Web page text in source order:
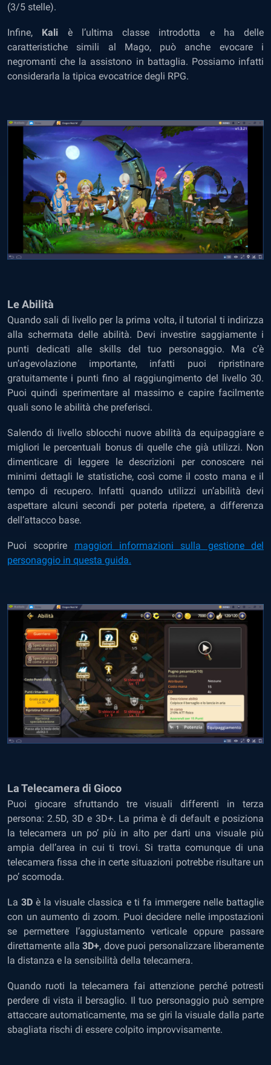
(3/5 stelle).
Infine, Kali è l’ultima classe introdotta e ha delle
caratteristiche simili al Mago, può anche evocare i
negromanti che la assistono in battaglia. Possiamo infatti
considerarla la tipica evocatrice degli RPG.
Le Abilità
Quando sali di livello per la prima volta, il tutorial ti indirizza
alla schermata delle abilità. Devi investire saggiamente i
punti dedicati alle skills del tuo personaggio. Ma c’è
un’agevolazione importante, infatti puoi ripristinare
gratuitamente i punti fino al raggiungimento del livello 30.
Puoi quindi sperimentare al massimo e capire facilmente
quali sono le abilità che preferisci.
Salendo di livello sblocchi nuove abilità da equipaggiare e
migliori le percentuali bonus di quelle che già utilizzi. Non
dimenticare di leggere le descrizioni per conoscere nei
minimi dettagli le statistiche, così come il costo mana e il
tempo di recupero. Infatti quando utilizzi un’abilità devi
aspettare alcuni secondi per poterla ripetere, a differenza
dell’attacco base.
Puoi scoprire maggiori informazioni sulla gestione del
personaggio in questa guida.
La Telecamera di Gioco
Puoi giocare sfruttando tre visuali differenti in terza
persona: 2.5D, 3D e 3D+. La prima è di default e posiziona
la telecamera un po’ più in alto per darti una visuale più
ampia dell’area in cui ti trovi. Si tratta comunque di una
telecamera fissa che in certe situazioni potrebbe risultare un
po’ scomoda.
La3D è la visuale classica e ti fa immergere nelle battaglie
con un aumento di zoom. Puoi decidere nelle impostazioni
se permettere l’aggiustamento verticale oppure passare
direttamente alla 3D+, dove puoi personalizzare liberamente
la distanza e la sensibilità della telecamera.
Quando ruoti la telecamera fai attenzione perché potresti
perdere di vista il bersaglio. Il tuo personaggio può sempre
attaccare automaticamente, ma se giri la visuale dalla parte
sbagliata rischi di essere colpito improvvisamente.